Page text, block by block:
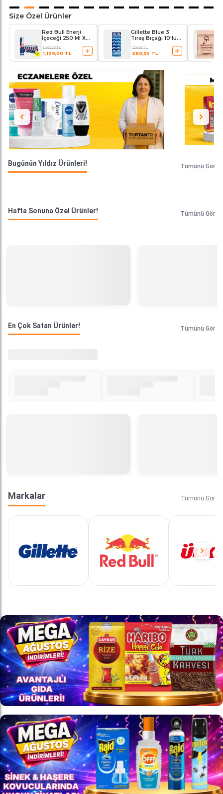
Size Özel Ürünler
Red Bull Enerji
İçeceği 250 Ml X
1.400,00 TL
1.199,00 TL
Gillette Blue 3
Tıraş Bıçağı 10'lu
Plus
329,95 TL
289,95 TL
Bugünün Yıldız Ürünleri! Tümünü Gör
Hafta Sonuna Özel Ürünler! Tümünü Gör
En Çok Satan Ürünler! Tümünü Gör
Markalar Tümünü Gör